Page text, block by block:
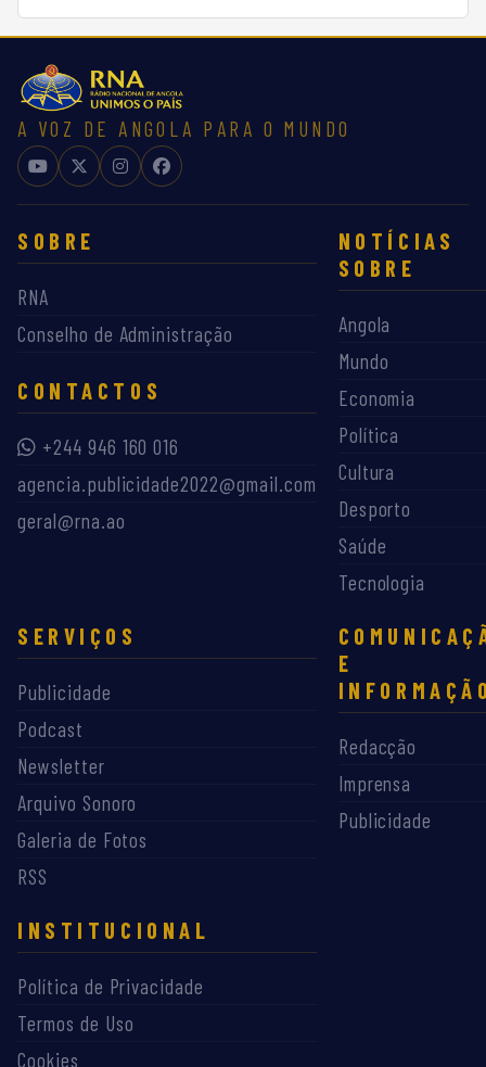
A VOZ DE ANGOLA PARA O MUNDO
SOBRE
RNA
Conselho de Administração
CONTACTOS
+244 946 160 016
agencia.publicidade2022@gmail.com
geral@rna.ao
NOTÍCIAS
SOBRE
Angola
Mundo
Economia
Política
Cultura
Desporto
Saúde
Tecnologia
SERVIÇOS
Publicidade
Podcast
Newsletter
Arquivo Sonoro
Galeria de Fotos
RSS
E
Redacção
Imprensa
Publicidade
INSTITUCIONAL
Política de Privacidade
Termos de Uso
Cookies